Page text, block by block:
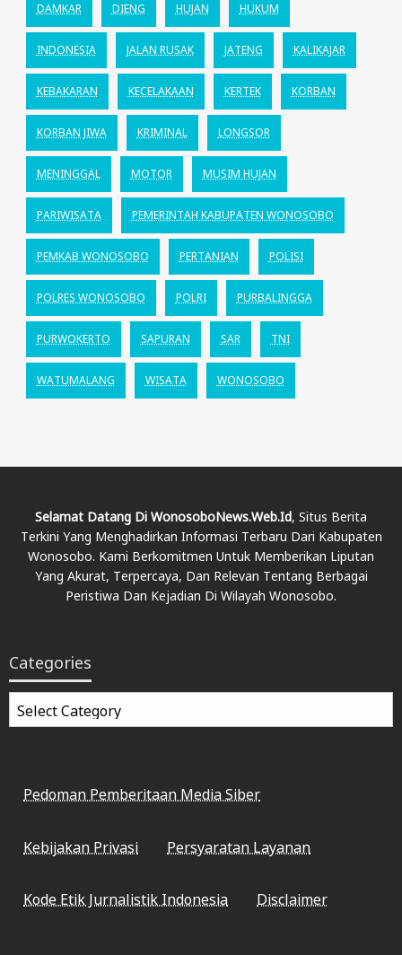
DAMKAR DIENG HUJAN HUKUM
INDONESIA JALAN RUSAK JATENG KALIKAJAR
KEBAKARAN KECELAKAAN KERTEK KORBAN
KORBAN JIWA KRIMINAL LONGSOR
MENINGGAL MOTOR MUSIM HUJAN
PARIWISATA PEMERINTAH KABUPATEN WONOSOBO
PEMKAB WONOSOBO PERTANIAN POLISI
POLRES WONOSOBO POLRI PURBALINGGA
PURWOKERTO SAPURAN SAR TNI
WATUMALANG WISATA WONOSOBO
Selamat Datang Di WonosoboNews.web.id, Situs Berita
Terkini Yang Menghadirkan Informasi Terbaru Dari Kabupaten
Wonosobo. Kami Berkomitmen Untuk Memberikan Liputan
Yang Akurat, Terpercaya, Dan Relevan Tentang Berbagai
Peristiwa Dan Kejadian Di Wilayah Wonosobo.
Categories
Categories
Pedoman Pemberitaan Media Siber
Kebijakan Privasi Persyaratan Layanan
Kode Etik Jurnalistik Indonesia Disclaimer